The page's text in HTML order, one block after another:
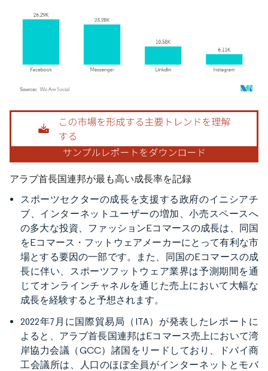
画像 © Mordor Intelligence。再利用にはCC BY 4.0の表示が必要です。
アラブ首長国連邦が最も高い成長率を記録
スポーツセクターの成長を支援する政府のイニシアチ
ブ、インターネットユーザーの増加、小売スペースへ
の多大な投資、ファッションEコマースの成長は、同国
をEコマース・フットウェアメーカーにとって有利な市
場とする要因の一部です。また、同国のEコマースの成
長に伴い、スポーツフットウェア業界は予測期間を通
じてオンラインチャネルを通じた売上において大幅な
成長を経験すると予想されます。
2022年7月に国際貿易局（ITA）が発表したレポートに
よると、アラブ首長国連邦はEコマース売上において湾
岸協力会議（GCC）諸国をリードしており、ドバイ商
工会議所は、人口のほぼ全員がインターネットとモバ